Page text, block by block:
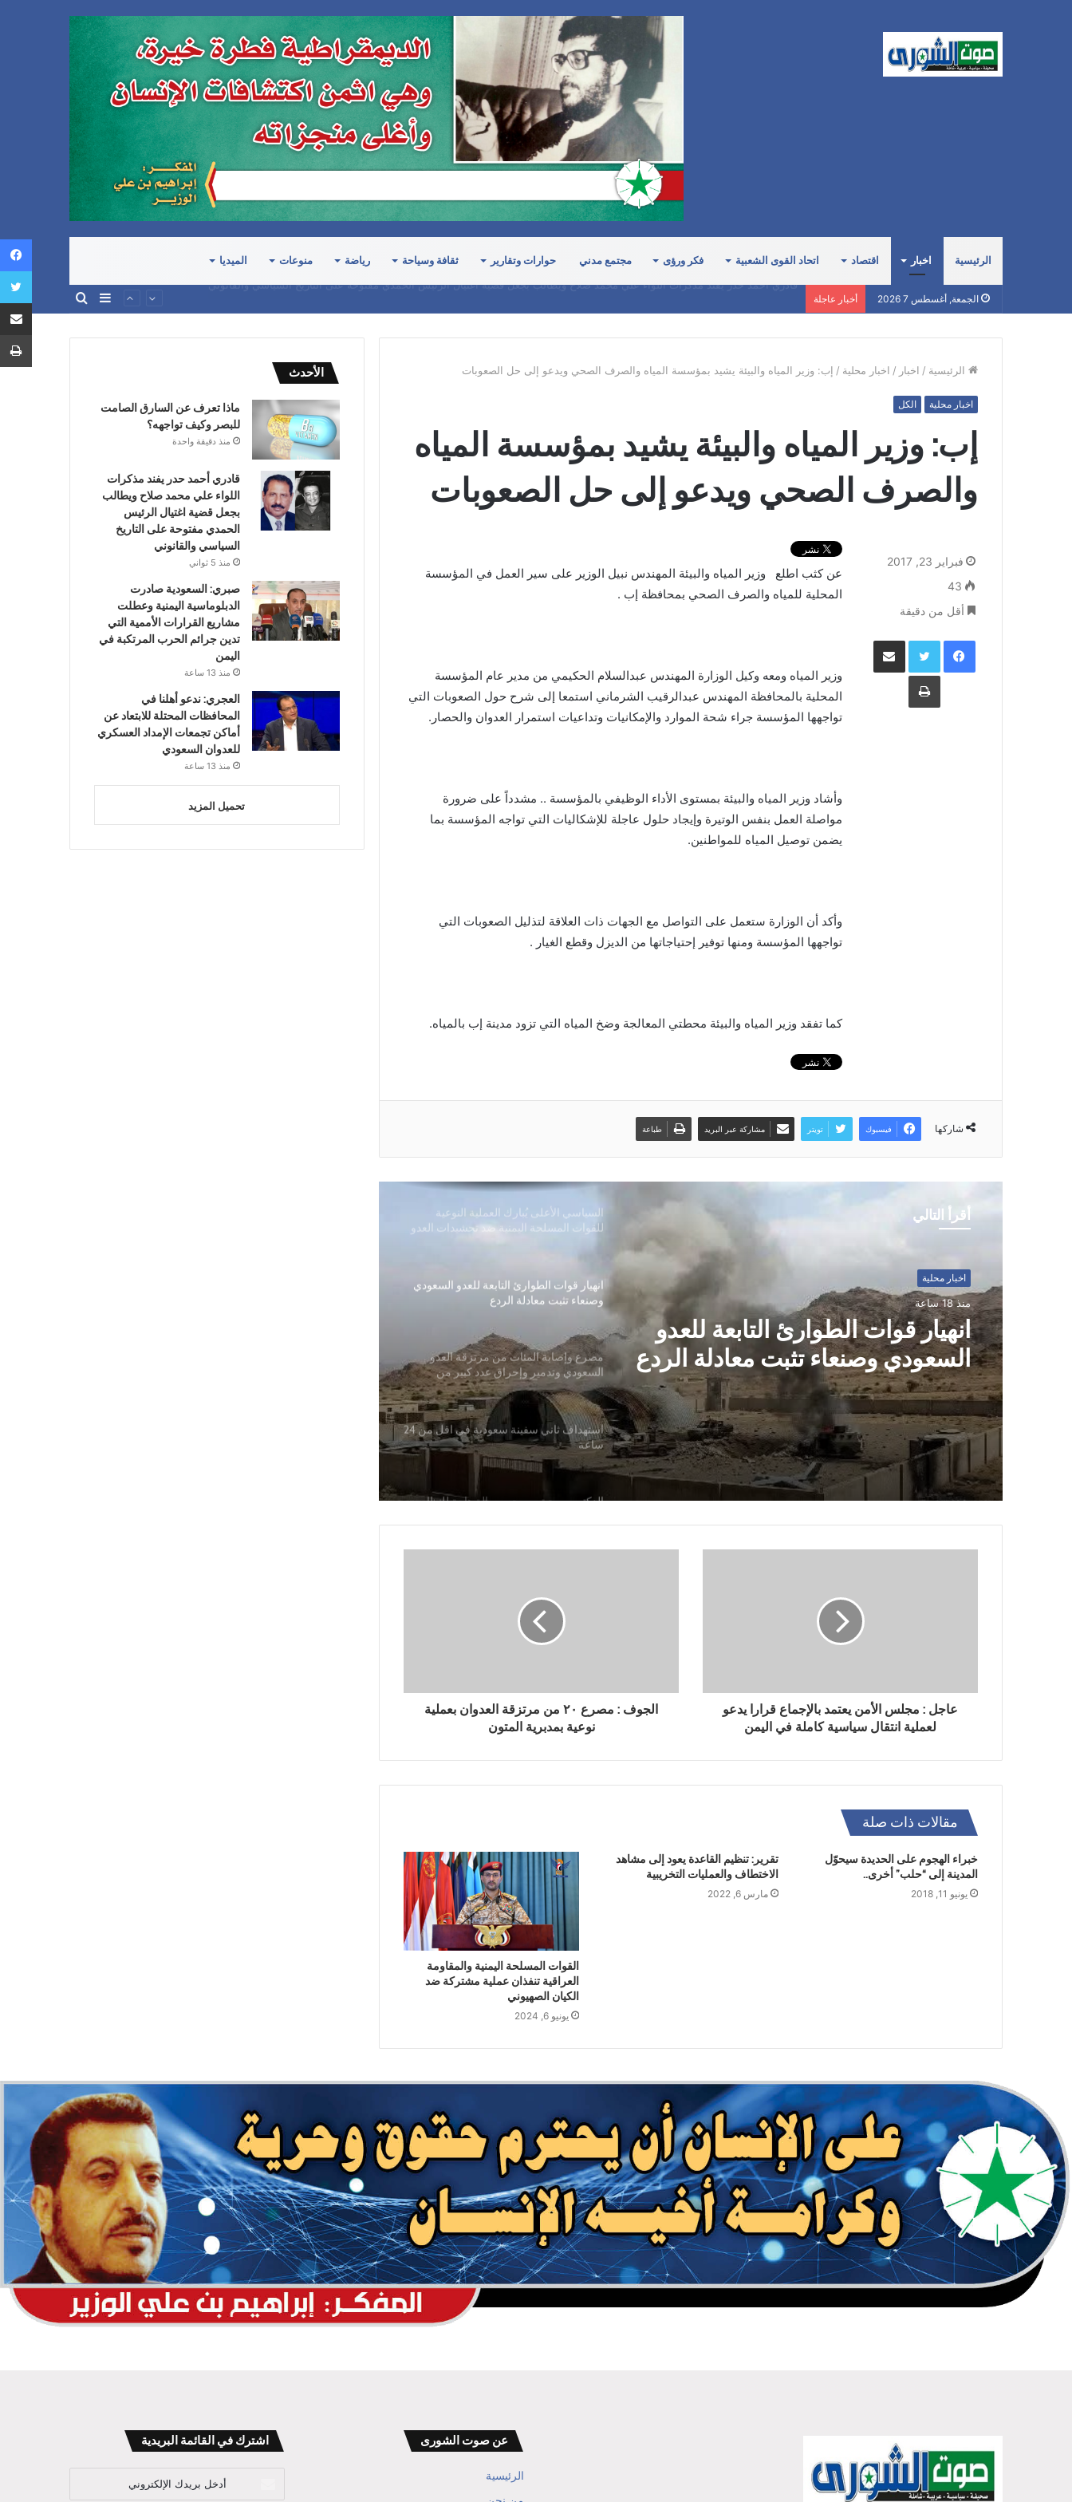
الرئيسية اخبار اقتصاد اتحاد القوى الشعبية فكر ورؤى مجتمع مدني حوارات وتقارير ثقافة وسياحة رياضة منوعات الميديا
الجمعة, أغسطس 7 2026 أخبار عاجلة
إضافة
الرئيسية / اخبار / اخبار محلية / إب: وزير المياه والبيئة يشيد بمؤسسة المياه والصرف الصحي ويدعو إلى حل الصعوبات
اخبار محلية الكل
إب: وزير المياه والبيئة يشيد بمؤسسة المياه
والصرف الصحي ويدعو إلى حل الصعوبات
عن كثب اطلع وزير المياه والبيئة المهندس نبيل الوزير على سير العمل في المؤسسة
المحلية للمياه والصرف الصحي بمحافظة إب .
وزير المياه ومعه وكيل الوزارة المهندس عبدالسلام الحكيمي من مدير عام المؤسسة
المحلية بالمحافظة المهندس عبدالرقيب الشرماني استمعا إلى شرح حول الصعوبات التي
تواجهها المؤسسة جراء شحة الموارد والإمكانيات وتداعيات استمرار العدوان والحصار.
وأشاد وزير المياه والبيئة بمستوى الأداء الوظيفي بالمؤسسة .. مشدداً على ضرورة
مواصلة العمل بنفس الوتيرة وإيجاد حلول عاجلة للإشكاليات التي تواجه المؤسسة بما
يضمن توصيل المياه للمواطنين.
وأكد أن الوزارة ستعمل على التواصل مع الجهات ذات العلاقة لتذليل الصعوبات التي
تواجهها المؤسسة ومنها توفير إحتياجاتها من الديزل وقطع الغيار .
كما تفقد وزير المياه والبيئة محطتي المعالجة وضخ المياه التي تزود مدينة إب بالمياه.
فبراير 23, 2017
43
أقل من دقيقة
فيسبوك تويتر
طباعة
شاركها فيسبوك تويتر مشاركة عبر البريد طباعة
أقرأ التالي
اخبار محلية
منذ 18 ساعة
انهيار قوات الطوارئ التابعة للعدو
السعودي وصنعاء تثبت معادلة الردع
اخبار محلية
منذ 19 ساعة
مصرع وإصابة المئات من مرتزقة
العدو السعودي وتدمير وإحراق عدد
كبير من معسكرات وتحشيدات
العدو السعودي
سعودية شمالي البحر الأحمر
بين ضغوط واشنطن ورسائل صنعاء… الرياض
في اختبار الانصياع للحق اليمني أو تكلفة
للقوات المسلحة اليمنية ضد تحشيدات العدو
انهيار قوات الطوارئ التابعة للعدو السعودي
وصنعاء تثبت معادلة الردع
مصرع وإصابة المئات من مرتزقة العدو
السعودي وتدمير وإحراق عدد كبير من
استهداف ثاني سفينة سعودية في اقل من 24
ساعة
الدكتور بن حبتور يوجه رسالة هامة للنظام
السعودي
القوات المسلحة تستهدف سفينة نفطية
بين ضغوط واشنطن ورسائل صنعاء… الرياض
منصات الشحن البحري الدولية: شلل في
الموانئ السعودية
السياسي الأعلى يُبارك العملية النوعية
للقوات المسلحة اليمنية ضد تحشيدات العدو
انهيار قوات الطوارئ التابعة للعدو السعودي
وصنعاء تثبت معادلة الردع
مصرع وإصابة المئات من مرتزقة العدو
السعودي وتدمير وإحراق عدد كبير من
استهداف ثاني سفينة سعودية في اقل من 24
الدكتور بن حبتور يوجه رسالة هامة للنظام
السعودي
عاجل : مجلس الأمن يعتمد بالإجماع قرارا يدعو
لعملية انتقال سياسية كاملة في اليمن
الجوف : مصرع ٢٠ من مرتزقة العدوان بعملية
نوعية بمدبرية المتون
مقالات ذات صلة
خبراء الهجوم على الحديدة سيحوّل
المدينة إلى “حلب” أخرى..
يونيو 11, 2018
تقرير: تنظيم القاعدة يعود إلى مشاهد
الاختطاف والعمليات التخريبية
مارس 6, 2022
القوات المسلحة اليمنية والمقاومة
العراقية تنفذان عملية مشتركة ضد
الكيان الصهيوني
يونيو 6, 2024
الأحدث
ماذا تعرف عن السارق الصامت
للبصر وكيف تواجهه؟
منذ دقيقة واحدة
قادري أحمد حدر يفند مذكرات
اللواء علي محمد صلاح ويطالب
بجعل قضية اغتيال الرئيس
الحمدي مفتوحة على التاريخ
السياسي والقانوني
منذ 5 ثواني
صبري: السعودية صادرت
الدبلوماسية اليمنية وعطلت
مشاريع القرارات الأممية التي
تدين جرائم الحرب المرتكبة في
اليمن
منذ 13 ساعة
العجري: ندعو أهلنا في
المحافظات المحتلة للابتعاد عن
أماكن تجمعات الإمداد العسكري
للعدوان السعودي
منذ 13 ساعة
تحميل المزيد
عن صوت الشورى
الرئيسية
اشترك في القائمة البريدية